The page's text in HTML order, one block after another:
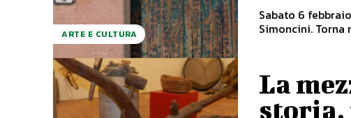
ARTE E CULTURA
Sabato 6
La
storia,